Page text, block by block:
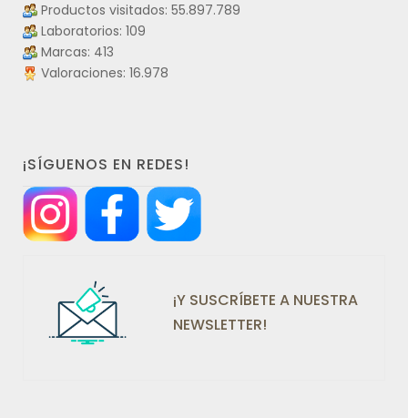
Productos visitados: 55.897.789
Laboratorios: 109
Marcas: 413
Valoraciones: 16.978
¡SÍGUENOS EN REDES!
¡Y SUSCRÍBETE A NUESTRA
NEWSLETTER!